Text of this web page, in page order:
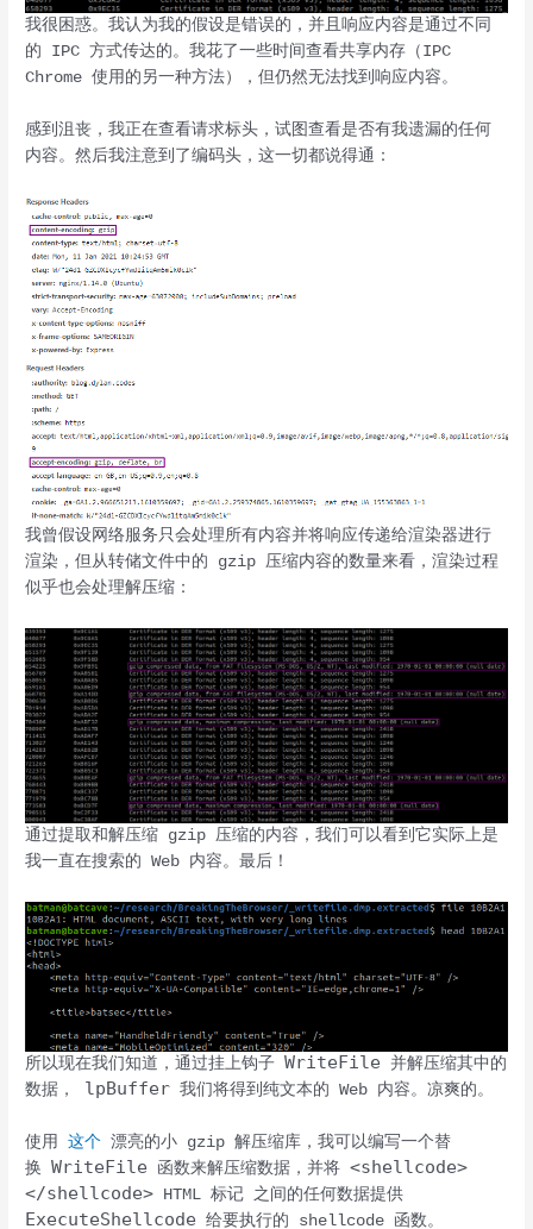
我很困惑。我认为我的假设是错误的，并且响应内容是通过不同
的 IPC 方式传达的。我花了一些时间查看共享内存（IPC
Chrome 使用的另一种方法），但仍然无法找到响应内容。
感到沮丧，我正在查看请求标头，试图查看是否有我遗漏的任何
内容。然后我注意到了编码头，这一切都说得通：
我曾假设网络服务只会处理所有内容并将响应传递给渲染器进行
渲染，但从转储文件中的 gzip 压缩内容的数量来看，渲染过程
似乎也会处理解压缩：
通过提取和解压缩 gzip 压缩的内容，我们可以看到它实际上是
我一直在搜索的 Web 内容。最后！
所以现在我们知道，通过挂上钩子WriteFile 并解压缩其中的
数据， lpBuffer 我们将得到纯文本的 Web 内容。凉爽的。
使用这个 漂亮的小 gzip 解压缩库，我可以编写一个替
换WriteFile 函数来解压缩数据，并将<shellcode>
</shellcode> HTML 标记 之间的任何数据提供
ExecuteShellcode 给要执行的 shellcode 函数。